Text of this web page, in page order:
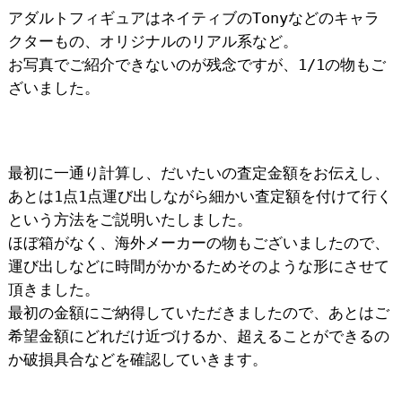
アダルトフィギュアはネイティブのTonyなどのキャラ
クターもの、オリジナルのリアル系など。
お写真でご紹介できないのが残念ですが、1/1の物もご
ざいました。
最初に一通り計算し、だいたいの査定金額をお伝えし、
あとは1点1点運び出しながら細かい査定額を付けて行く
という方法をご説明いたしました。
ほぼ箱がなく、海外メーカーの物もございましたので、
運び出しなどに時間がかかるためそのような形にさせて
頂きました。
最初の金額にご納得していただきましたので、あとはご
希望金額にどれだけ近づけるか、超えることができるの
か破損具合などを確認していきます。